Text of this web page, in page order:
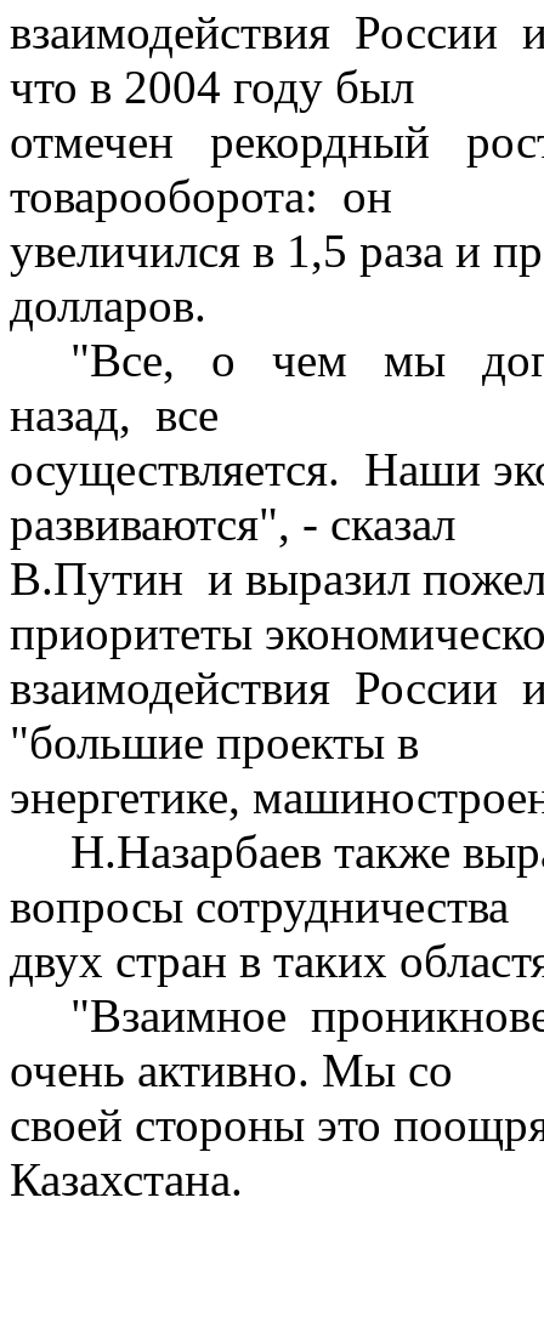
взаимодействия России
что в 2004 году был
отмечен рекордный
товарооборота: он
увеличился в 1,5 раза и
долларов.
"Все, о чем мы
назад, все
осуществляется. Наши
развиваются", - сказал
В.Путин и выразил
приоритеты
взаимодействия России
"большие проекты в
энергетике,
Н.Назарбаев также
вопросы сотрудничества
двух стран в таких
"Взаимное
очень активно. Мы со
своей стороны это
Казахстана.